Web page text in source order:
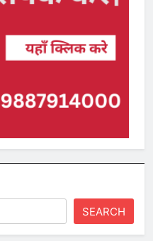
SEARCH